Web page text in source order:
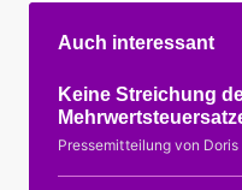
Auch interessant
Keine Streichung
Pressemitteilung von